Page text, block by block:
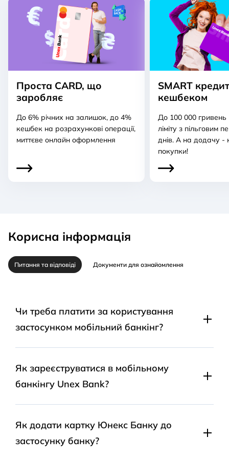
Проста CARD, що
заробляє
До 6% річних на залишок, до 4%
кешбек на розрахункові операції,
миттєве онлайн оформлення
SMART
кешбеком
До 100 000 гривень
ліміту з пільговим
днів. А на додачу -
покупки!
Корисна інформація
Питання та відповіді Документи для ознайомлення
Чи треба платити за користування
застосунком мобільний банкінг?
безкоштовним.
Як зареєструватися в мобільному
банкінгу Unex Bank?
AppStore або Google Play. Пам'ятай, скористатися ним
Банку.
Як додати картку Юнекс Банку до
застосунку банку?